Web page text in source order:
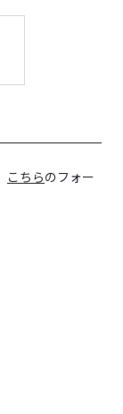
こちらのフォー